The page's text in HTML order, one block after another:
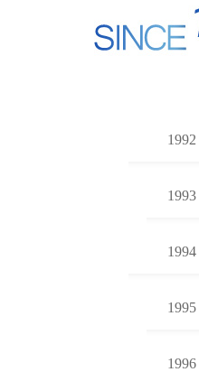
1992
1993
1994
1995
1996